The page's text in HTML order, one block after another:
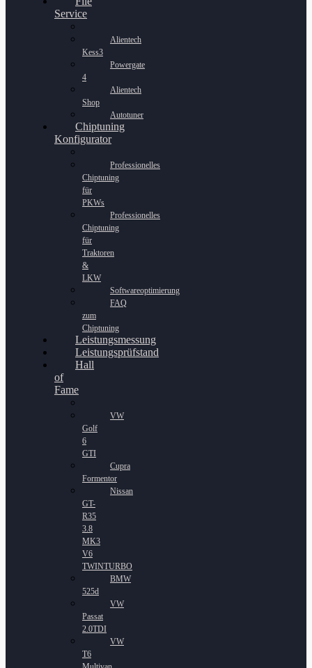
Service
Alientech
Kess3
Powergate
4
Alientech
Shop
Autotuner
Chiptuning
Konfigurator
Professionelles
Chiptuning
für
PKWs
Professionelles
Chiptuning
für
Traktoren
&
LKW
Softwareoptimierung
FAQ
zum
Chiptuning
Leistungsmessung
Leistungsprüfstand
Hall
of
Fame
VW
Golf
6
GTI
Cupra
Formentor
Nissan
GT-
R35
3.8
MK3
V6
TWINTURBO
BMW
525d
VW
Passat
2.0TDI
VW
T6